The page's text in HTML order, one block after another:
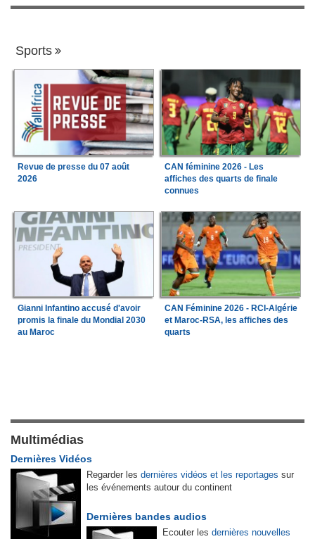
Sports
Revue de presse du 07 août
2026
CAN féminine 2026 - Les
affiches des quarts de finale
connues
Gianni Infantino accusé d'avoir
promis la finale du Mondial 2030
au Maroc
CAN Féminine 2026 - RCI-Algérie
et Maroc-RSA, les affiches des
quarts
Multimédias
Dernières Vidéos
Regarder les dernières vidéos et les reportages sur
les événements autour du continent
Dernières bandes audios
Ecouter les dernières nouvelles